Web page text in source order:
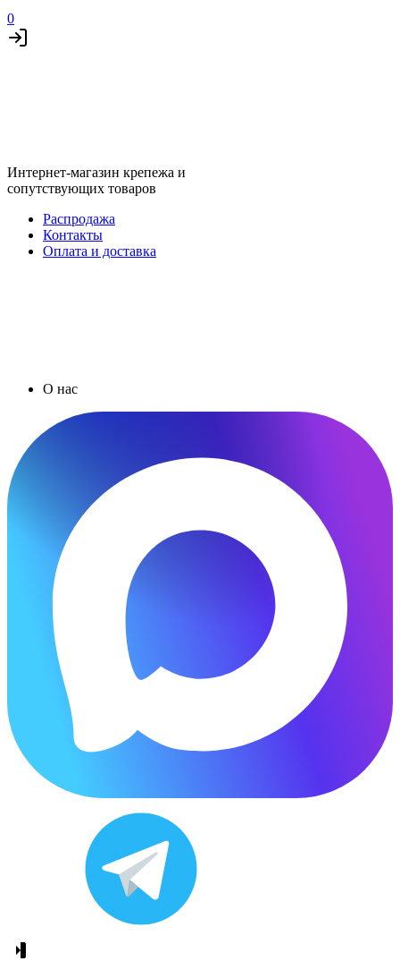
0
Интернет-магазин крепежа и
сопутствующих товаров
Распродажа
Контакты
Оплата и доставка
О нас